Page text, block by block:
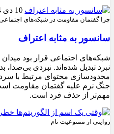
10 دی 1404
چرا گفتمان مقاومت در شبکه‌های
سانسور به مثابه اعتراف
شبکه‌های اجتماعی قرار بود میدان
نبرد تبدیل شده‌اند. نبردی بی‌صدا،
محدودسازی محتوای مرتبط با
جنگ نرم علیه گفتمان مقاومت
مهم‌تر از حذف فرد است.
روایتی از ممنوعیت نام